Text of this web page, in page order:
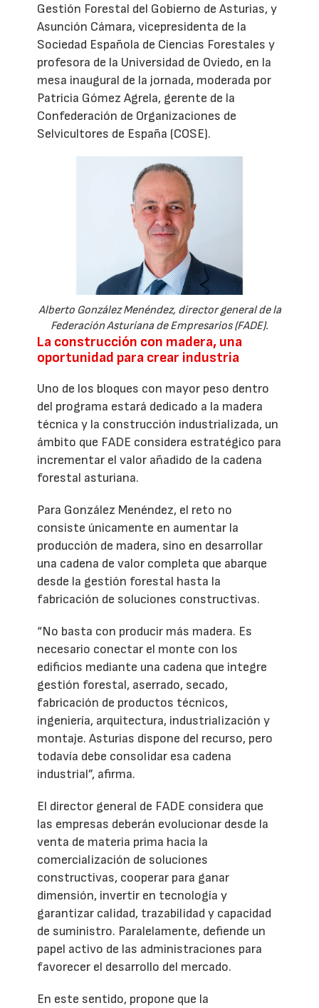
Gestión Forestal del Gobierno de Asturias, y
Asunción Cámara, vicepresidenta de la
Sociedad Española de Ciencias Forestales y
profesora de la Universidad de Oviedo, en la
mesa inaugural de la jornada, moderada por
Patricia Gómez Agrela, gerente de la
Confederación de Organizaciones de
Selvicultores de España (COSE).
Alberto González Menéndez, director general de la
Federación Asturiana de Empresarios (FADE).
La construcción con madera, una
oportunidad para crear industria
Uno de los bloques con mayor peso dentro
del programa estará dedicado a la madera
técnica y la construcción industrializada, un
ámbito que FADE considera estratégico para
incrementar el valor añadido de la cadena
forestal asturiana.
Para González Menéndez, el reto no
consiste únicamente en aumentar la
producción de madera, sino en desarrollar
una cadena de valor completa que abarque
desde la gestión forestal hasta la
fabricación de soluciones constructivas.
“No basta con producir más madera. Es
necesario conectar el monte con los
edificios mediante una cadena que integre
gestión forestal, aserrado, secado,
fabricación de productos técnicos,
ingeniería, arquitectura, industrialización y
montaje. Asturias dispone del recurso, pero
todavía debe consolidar esa cadena
industrial”, afirma.
El director general de FADE considera que
las empresas deberán evolucionar desde la
venta de materia prima hacia la
comercialización de soluciones
constructivas, cooperar para ganar
dimensión, invertir en tecnología y
garantizar calidad, trazabilidad y capacidad
de suministro. Paralelamente, defiende un
papel activo de las administraciones para
favorecer el desarrollo del mercado.
En este sentido, propone que la